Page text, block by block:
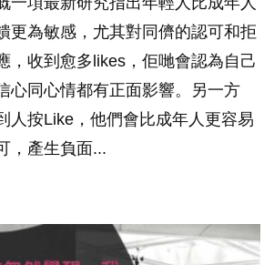
更為敏感，尤其對同儕的認可和拒
，收到愈多likes，佢哋會認為自己
心同心情都有正面影響。另一方
人按Like，他們會比成年人更容易
，產生負面...